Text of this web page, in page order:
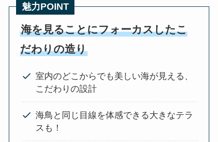
魅力POINT
海を見ることにフォーカスしたこ
だわりの造り
室内のどこからでも美しい海が見える、
こだわりの設計
海鳥と同じ目線を体感できる大きなテラ
スも！